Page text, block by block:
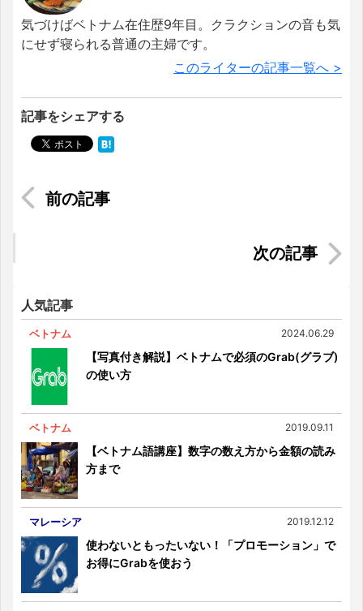
気づけばベトナム在住歴9年目。クラクションの音も気
にせず寝られる普通の主婦です。
このライターの記事一覧へ >
記事をシェアする
《マレーシア語・数字》よく使う数字と場面別の
ホーチミン市内の日系美容室まとめ【2021年最新
人気記事
ベトナム 2024.06.29
【写真付き解説】ベトナムで必須のGrab(グラブ)
の使い方
ベトナム 2019.09.11
【ベトナム語講座】数字の数え方から金額の読み
方まで
マレーシア 2019.12.12
使わないともったいない！「プロモーション」で
お得にGrabを使おう